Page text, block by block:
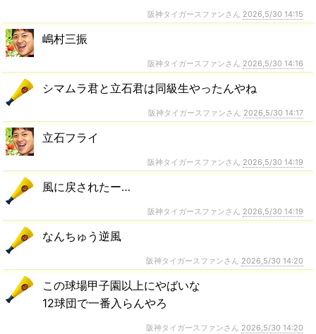
阪神タイガースファンさん 2026,5/30 14:15
嶋村三振
阪神タイガースファンさん 2026,5/30 14:16
シマムラ君と立石君は同級生やったんやね
阪神タイガースファンさん 2026,5/30 14:17
立石フライ
阪神タイガースファンさん 2026,5/30 14:19
風に戻されたー…
阪神タイガースファンさん 2026,5/30 14:19
なんちゅう逆風
阪神タイガースファンさん 2026,5/30 14:20
この球場甲子園以上にやばいな
12球団で一番入らんやろ
阪神タイガースファンさん 2026,5/30 14:20